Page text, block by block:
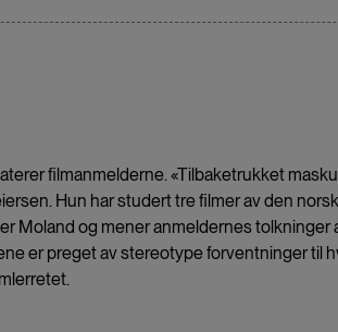
filmanmelderne. «Tilbaketrukket
Hun har studert tre filmer av den
Moland og mener anmeldernes tolkninger
er preget av stereotype forventninger til